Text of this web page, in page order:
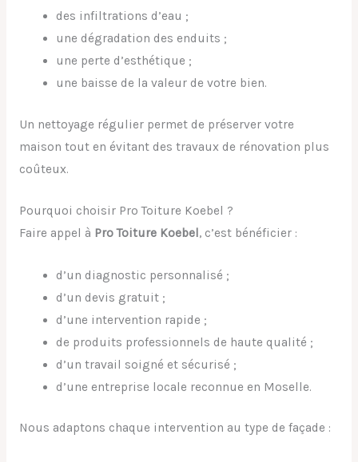
des infiltrations d’eau ;
une dégradation des enduits ;
une perte d’esthétique ;
une baisse de la valeur de votre bien.
Un nettoyage régulier permet de préserver votre
maison tout en évitant des travaux de rénovation plus
coûteux.
Pourquoi choisir Pro Toiture Koebel ?
Faire appel à Pro Toiture Koebel , c’est bénéficier :
d’un diagnostic personnalisé ;
d’un devis gratuit ;
d’une intervention rapide ;
de produits professionnels de haute qualité ;
d’un travail soigné et sécurisé ;
d’une entreprise locale reconnue en Moselle.
Nous adaptons chaque intervention au type de façade :